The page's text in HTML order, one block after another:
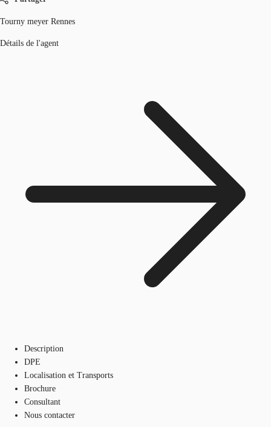
Tourny meyer Rennes
Détails de l'agent
Description
DPE
Localisation et Transports
Brochure
Consultant
Nous contacter